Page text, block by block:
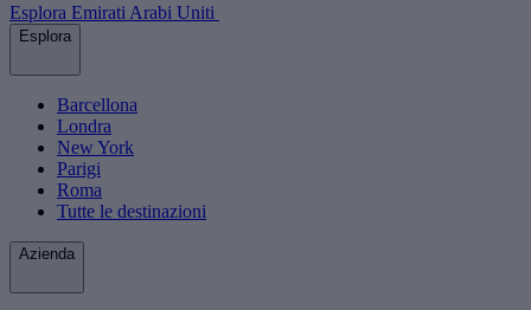
Esplora Emirati Arabi Uniti
Esplora
Barcellona
Londra
New York
Parigi
Roma
Tutte le destinazioni
Azienda